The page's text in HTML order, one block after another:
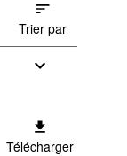
Trier par
Télécharger